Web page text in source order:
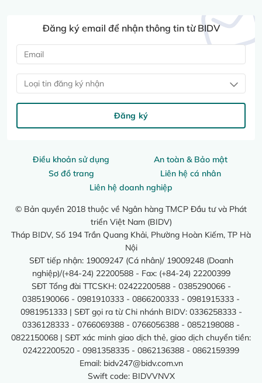
Điều khoản sử dụng
An toàn & Bảo mật
Sơ đồ trang
Liên hệ cá nhân
Liên hệ doanh nghiệp
© Bản quyền 2018 thuộc về Ngân hàng TMCP Đầu tư và Phát
triển Việt Nam (BIDV)
Tháp BIDV, Số 194 Trần Quang Khải, Phường Hoàn Kiếm, TP Hà
Nội
SĐT tiếp nhận: 19009247 (Cá nhân)/ 19009248 (Doanh
nghiệp)/(+84-24) 22200588 - Fax: (+84-24) 22200399
SĐT Tổng đài TTCSKH: 02422200588 - 0385290066 -
0385190066 - 0981910333 - 0866200333 - 0981915333 -
0981951333 | SĐT gọi ra từ Chi nhánh BIDV: 0336258333 -
0336128333 - 0766069388 - 0766056388 - 0852198088 -
0822150068 | SĐT xác minh giao dịch thẻ, giao dịch chuyển tiền:
02422200520 - 0981358335 - 0862136388 - 0862159399
Email: bidv247@bidv.com.vn
Swift code: BIDVVNVX
Đăng ký email để nhận thông tin từ BIDV
Loại tin đăng ký nhận
Đăng ký